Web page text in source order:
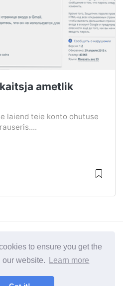
to ensure you get the
our website.
Learn more
ametlik
laiend teie konto ohutuse